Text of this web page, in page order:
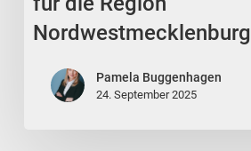
GmbH
nominiert
„Unternehmer
Nordwestmecklenburg
Pamela Buggenhagen
24. September 2025